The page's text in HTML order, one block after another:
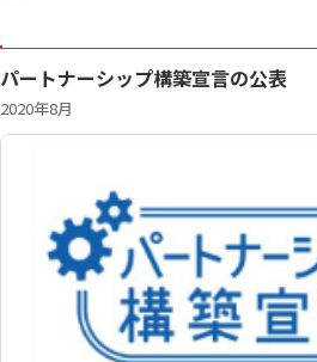
パートナーシップ構築宣言の公表
2020年8月